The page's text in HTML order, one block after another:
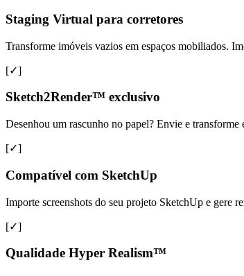
Staging Virtual para corretores
Transforme imóveis vazios em espaços mobiliados.
[✓]
Sketch2Render™ exclusivo
Desenhou um rascunho no papel? Envie e
[✓]
Compatível com SketchUp
Importe screenshots do seu projeto SketchUp e gere
[✓]
Qualidade Hyper Realism™